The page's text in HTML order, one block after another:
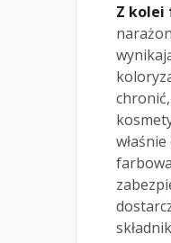
Z kolei